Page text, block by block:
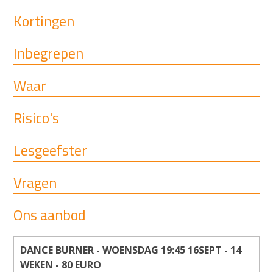
Kortingen
Inbegrepen
Waar
Risico's
Lesgeefster
Vragen
Ons aanbod
DANCE BURNER - WOENSDAG 19:45 16SEPT - 14
WEKEN - 80 EURO